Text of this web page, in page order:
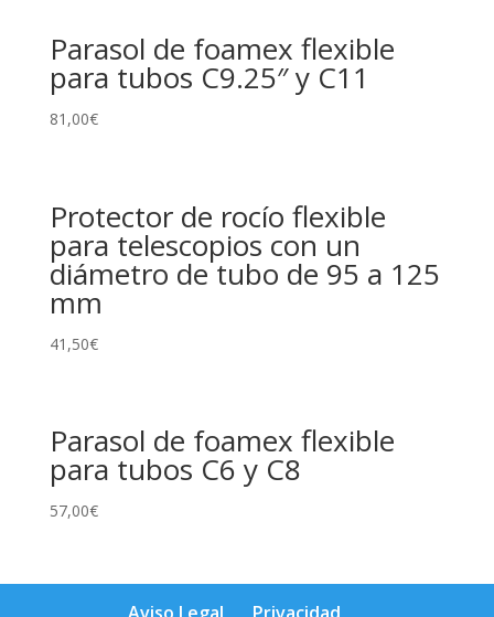
Parasol de foamex flexible
para tubos C9.25″ y C11
81,00€
Protector de rocío flexible
para telescopios con un
diámetro de tubo de 95 a 125
mm
41,50€
Parasol de foamex flexible
para tubos C6 y C8
57,00€